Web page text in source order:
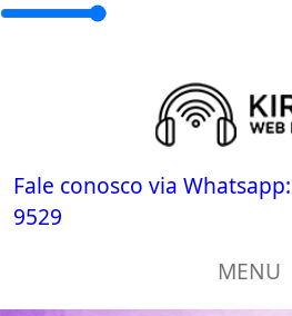
Fale conosco via Whatsapp:
9529
MENU